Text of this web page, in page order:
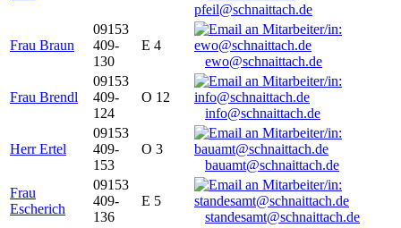
pfeil@schnaittach.de
Frau Braun
09153
409-
130
E 4
ewo@schnaittach.de
Frau Brendl
09153
409-
124
O 12
info@schnaittach.de
Herr Ertel
09153
409-
153
O 3
bauamt@schnaittach.de
Frau
Escherich
09153
409-
136
E 5
standesamt@schnaittach.de